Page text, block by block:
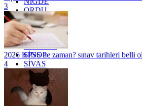
ORDU
OSMANİYE
RİZE
SAKARYA
SAMSUN
SİNOP
SİVAS
SİİRT
TEKİRDAĞ
TOKAT
TRABZON
3
2026 KPSS ne zaman? sınav tarihleri belli
4